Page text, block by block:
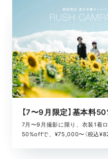
7月〜9月撮影に限り、衣装1着
50%offで、¥75,000〜（税込